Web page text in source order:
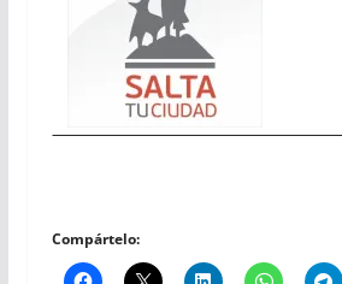
Compártelo: